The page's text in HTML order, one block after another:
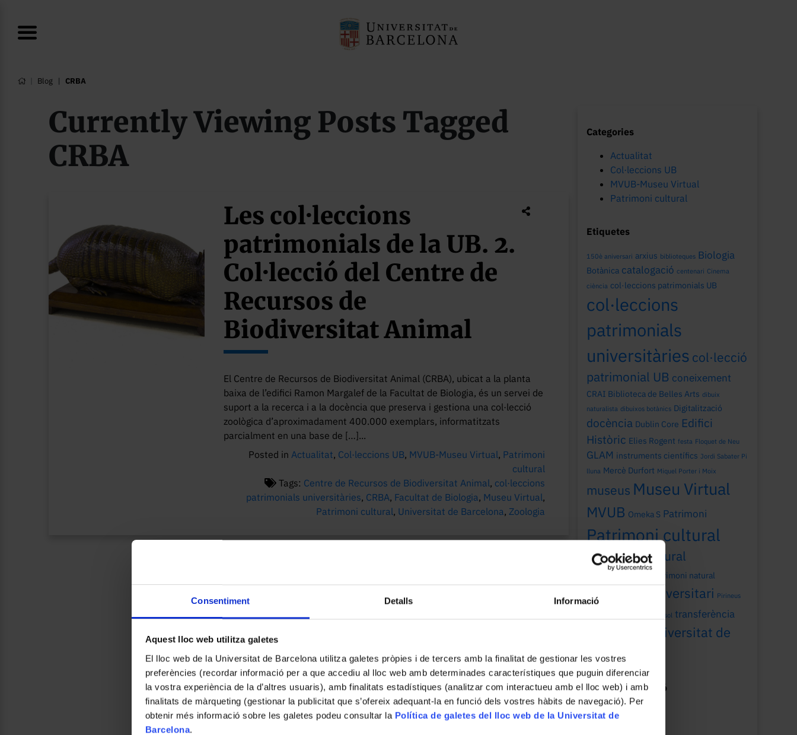
Consentiment Detalls Informació
Aquest lloc web utilitza galetes
El lloc web de la Universitat de Barcelona utilitza galetes pròpies i de tercers amb la finalitat de gestionar les vostres
preferències (recordar informació per a que accediu al lloc web amb determinades característiques que puguin diferenciar
la vostra experiència de la d’altres usuaris), amb finalitats estadístiques (analitzar com interactueu amb el lloc web) i amb
finalitats de màrqueting (gestionar la publicitat que s’ofereix adequant-la en funció dels vostres hàbits de navegació). Per
obtenir més informació sobre les galetes podeu consultar la Política de galetes del lloc web de la Universitat de
Barcelona.
Blog CRBA
Currently Viewing Posts Tagged
CRBA
Les col·leccions
patrimonials de la UB. 2.
Col·lecció del Centre de
Recursos de
Biodiversitat Animal
El Centre de Recursos de Biodiversitat Animal (CRBA), ubicat a la planta
baixa de l’edifici Ramon Margalef de la Facultat de Biologia, és un servei de
suport a la recerca i a la docència que preserva i gestiona una col·lecció
zoològica d’aproximadament 400.000 exemplars, informatitzats
parcialment en una base de […]...
Posted inActualitat, Col·leccions UB, MVUB-Museu Virtual, Patrimoni
cultural
Tags: Centre de Recursos de Biodiversitat Animal, col·leccions
patrimonials universitàries, CRBA, Facultat de Biologia, Museu Virtual,
Patrimoni cultural, Universitat de Barcelona,Zoologia
Categories
Actualitat
Col·leccions UB
MVUB-Museu Virtual
Patrimoni cultural
Etiquetes
150è aniversari arxius biblioteques Biologia
Botànica catalogació centenari Cinema
ciència col·leccions patrimonials UB
col·leccions
patrimonials
universitàries col·lecció
patrimonial UB coneixement
CRAI Biblioteca de Belles Arts dibuix
naturalista dibuixos botànics Digitalització
docència Dublin Core Edifici
Històric Elies Rogent festa Floquet de Neu
GLAM instruments científics Jordi Sabater Pi
lluna Mercè Durfort Miquel Porter i Moix
museus Museu Virtual
MVUB Omeka S Patrimoni
Patrimoni cultural
patrimoni cultural
universitari
patrimoni natural
patrimoni universitari Pirineus
sol transferència
Universitat de
Barcelona
Mes de publicació
July 2026